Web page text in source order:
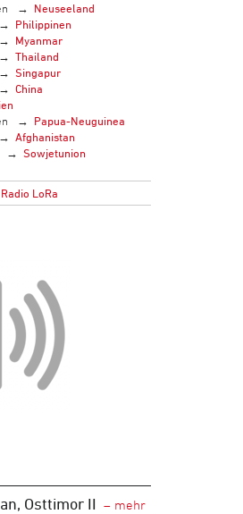
Neuseeland
Philippinen
Myanmar
Thailand
Singapur
China
Papua-Neuguinea
Afghanistan
Sowjetunion
LoRa
Osttimor II